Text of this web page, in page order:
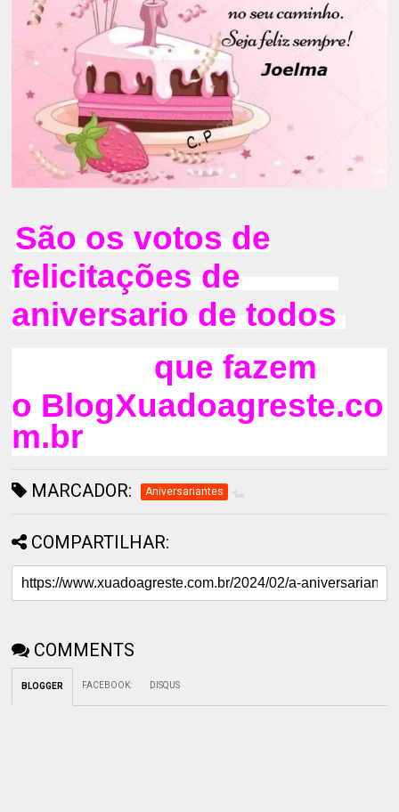
São os votos de
felicitações de
aniversario de todos
que fazem
o BlogXuadoagreste.co
m.br
MARCADOR: Aniversariantes
COMPARTILHAR:
COMMENTS
BLOGGER FACEBOOK: DISQUS